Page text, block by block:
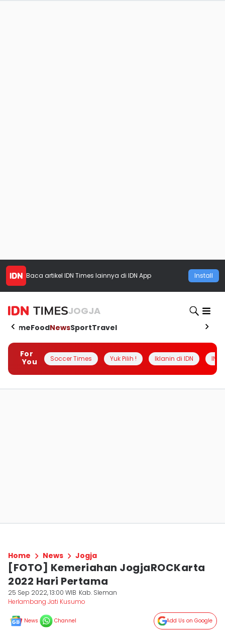
Baca artikel IDN Times lainnya di IDN App Install
JOGJA
HomeFoodNewsSportTravel
For
You
Soccer Times Yuk Pilih ! Iklanin di IDN
Home News Jogja
[FOTO] Kemeriahan JogjaROCKarta
2022 Hari Pertama
25 Sep 2022, 13:00 WIB Kab. Sleman
Herlambang Jati Kusumo
News Channel Add Us on Google